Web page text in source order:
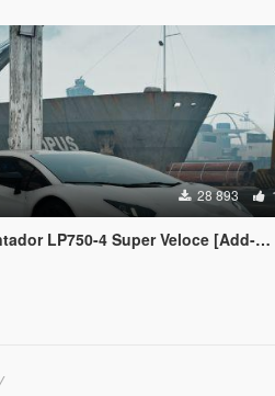
28 893
4 Super Veloce [Add-On | Tuning | Template]